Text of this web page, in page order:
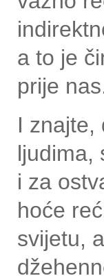
a to je
prije
I znajte,
ljudima,
i za
hoće
svijetu,